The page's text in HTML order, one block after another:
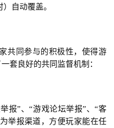
）自动覆盖。
共同参与的积极性，使得游
套良好的共同监督机制：
报”、“游戏论坛举报”、“客
举报渠道，方便玩家能在任